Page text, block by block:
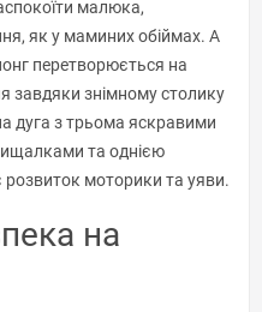
малюка,
як у маминих обіймах. А
перетворюється на
завдяки знімному столику
дуга з трьома яскравими
та однією
моторики та уяви.
на